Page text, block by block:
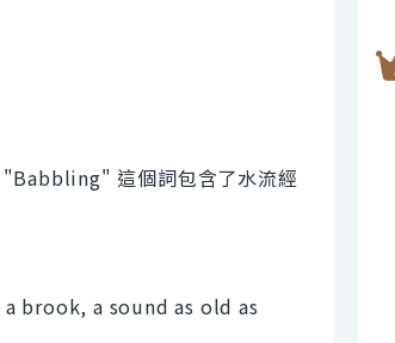
這個詞包含了水流經
brook, a sound as old as